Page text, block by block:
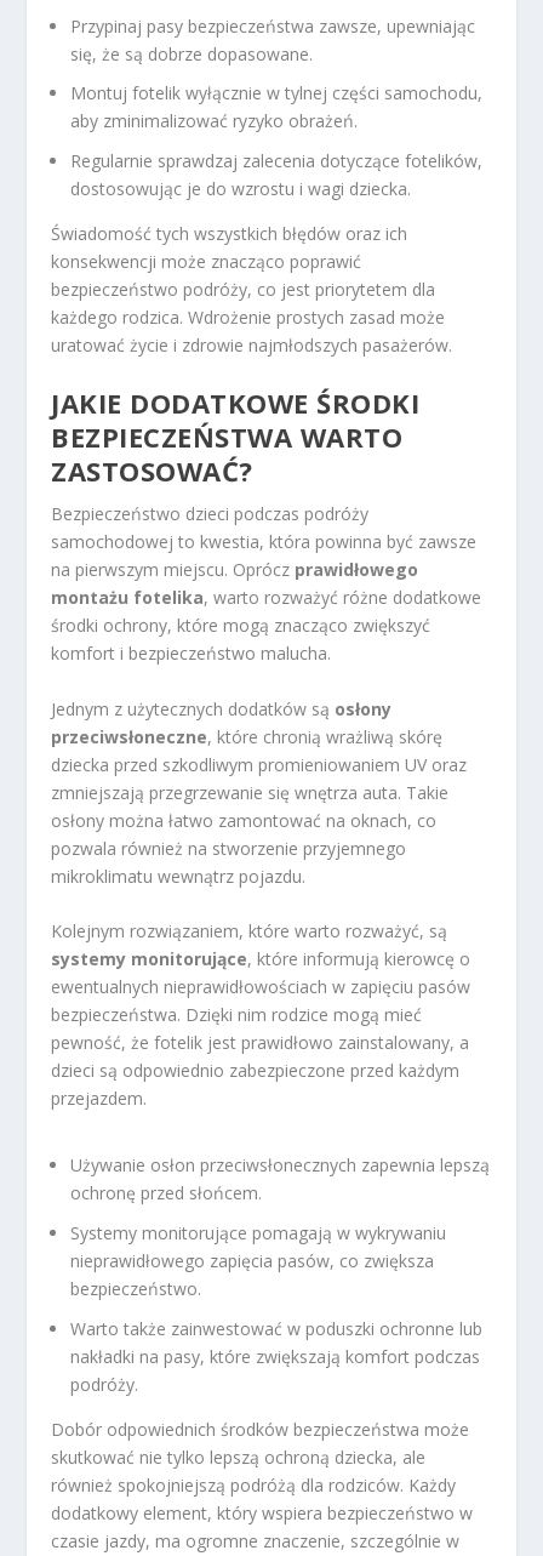
Przypinaj pasy bezpieczeństwa zawsze, upewniając
się, że są dobrze dopasowane.
Montuj fotelik wyłącznie w tylnej części samochodu,
aby zminimalizować ryzyko obrażeń.
Regularnie sprawdzaj zalecenia dotyczące fotelików,
dostosowując je do wzrostu i wagi dziecka.
Świadomość tych wszystkich błędów oraz ich
konsekwencji może znacząco poprawić
bezpieczeństwo podróży, co jest priorytetem dla
każdego rodzica. Wdrożenie prostych zasad może
uratować życie i zdrowie najmłodszych pasażerów.
JAKIE DODATKOWE ŚRODKI
BEZPIECZEŃSTWA WARTO
ZASTOSOWAĆ?
Bezpieczeństwo dzieci podczas podróży
samochodowej to kwestia, która powinna być zawsze
na pierwszym miejscu. Oprócz prawidłowego
montażu fotelika, warto rozważyć różne dodatkowe
środki ochrony, które mogą znacząco zwiększyć
komfort i bezpieczeństwo malucha.
Jednym z użytecznych dodatków są osłony
przeciwsłoneczne, które chronią wrażliwą skórę
dziecka przed szkodliwym promieniowaniem UV oraz
zmniejszają przegrzewanie się wnętrza auta. Takie
osłony można łatwo zamontować na oknach, co
pozwala również na stworzenie przyjemnego
mikroklimatu wewnątrz pojazdu.
Kolejnym rozwiązaniem, które warto rozważyć, są
systemy monitorujące, które informują kierowcę o
ewentualnych nieprawidłowościach w zapięciu pasów
bezpieczeństwa. Dzięki nim rodzice mogą mieć
pewność, że fotelik jest prawidłowo zainstalowany, a
dzieci są odpowiednio zabezpieczone przed każdym
przejazdem.
Używanie osłon przeciwsłonecznych zapewnia lepszą
ochronę przed słońcem.
Systemy monitorujące pomagają w wykrywaniu
nieprawidłowego zapięcia pasów, co zwiększa
bezpieczeństwo.
Warto także zainwestować w poduszki ochronne lub
nakładki na pasy, które zwiększają komfort podczas
podróży.
Dobór odpowiednich środków bezpieczeństwa może
skutkować nie tylko lepszą ochroną dziecka, ale
również spokojniejszą podróżą dla rodziców. Każdy
dodatkowy element, który wspiera bezpieczeństwo w
czasie jazdy, ma ogromne znaczenie, szczególnie w